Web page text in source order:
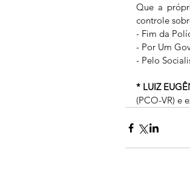
Que a
controle
- Fim da
- Por Um
- Pelo
* LUIZ
(PCO-VR) e